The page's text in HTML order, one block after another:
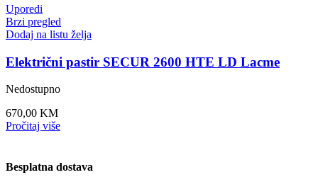
Uporedi
Brzi pregled
Dodaj na listu želja
Električni pastir SECUR 2600 HTE LD Lacme
Nedostupno
670,00 KM
Pročitaj više
Besplatna dostava